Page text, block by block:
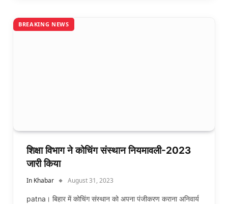
BREAKING NEWS
शिक्षा विभाग ने कोचिंग संस्थान नियमावली-2023
जारी किया
In Khabar August 31, 2023
patna। बिहार में कोचिंग संस्थान को अपना पंजीकरण कराना अनिवार्य